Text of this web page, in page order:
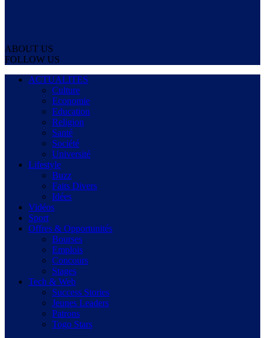
ABOUT US
FOLLOW US
ACTUALITES
Culture
Economie
Education
Religion
Santé
Société
Université
Lifestyle
Buzz
Faits Divers
Idées
Vidéos
Sport
Offres & Opportunités
Bourses
Emplois
Concours
Stages
Tech & Web
Success Stories
Jeunes Leaders
Patrons
Togo Stars